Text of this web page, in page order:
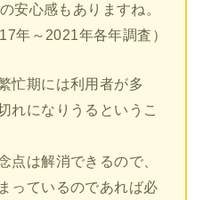
安心感もありますね。
年～2021年各年調査）
忙期には利用者が多
れになりうるというこ
点は解消できるので、
っているのであれば必